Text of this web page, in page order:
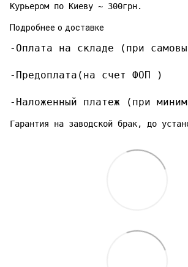
Курьером по Киеву ~ 300грн.
Подробнее о доставке
-Оплата на складе (при
-Предоплата(на счет ФОП )
-Наложенный платеж (при
Гарантия на заводской брак, до